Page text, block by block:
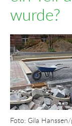
wurde?
Show larger
Foto: Gila